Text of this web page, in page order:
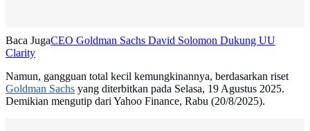
Baca JugaCEO Goldman Sachs David Solomon Dukung UU
Clarity
Namun, gangguan total kecil kemungkinannya, berdasarkan riset
Goldman Sachs yang diterbitkan pada Selasa, 19 Agustus 2025.
Demikian mengutip dari Yahoo Finance, Rabu (20/8/2025).